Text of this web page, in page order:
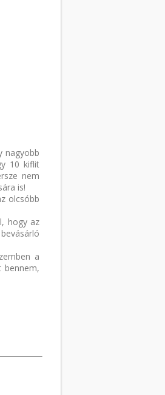
nagyobb
10 kiflit
nem
is!
olcsóbb
hogy az
a
bennem,